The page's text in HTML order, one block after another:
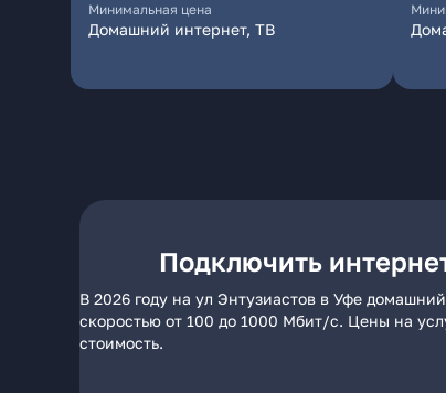
Минимальная цена
Домашний интернет, ТВ
Подключить
В 2026 году на ул Энтузиастов в Уфе
скоростью от 100 до 1000 Мбит/с. Цены на
стоимость.